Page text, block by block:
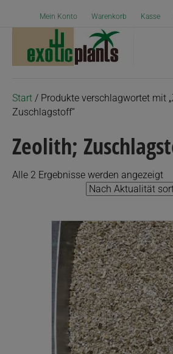
Mein Konto Warenkorb Kasse
Start / Produkte verschlagwortet mit
Zuschlagstoff“
Zeolith;
Alle 2 Ergebnisse werden angezeigt